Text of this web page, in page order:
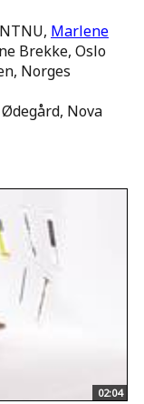
Marlene
Brekke, Oslo
Norges
Nova
02:04